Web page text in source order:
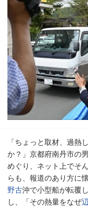
「ちょっと取材、過熱
か？」京都府南丹市の
めぐり、ネット上でそ
らも、報道のあり方に
野古沖で小型船が転覆
し、「その熱量をなぜ